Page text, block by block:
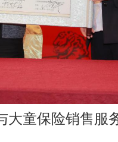
大童保险销售服